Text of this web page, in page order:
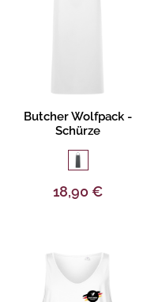
Produktbeschreibung
Butcher Wolfpack -
Schürze
18,90 €